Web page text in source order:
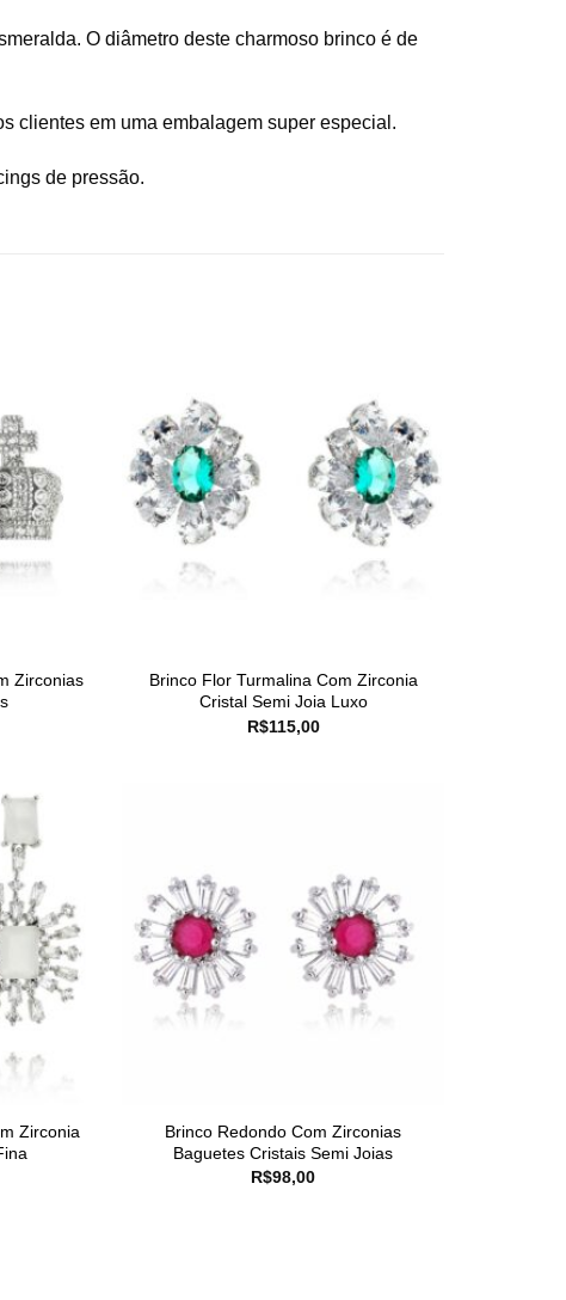
O diâmetro deste charmoso brinco é de
clientes em uma embalagem super especial.
de pressão.
Zirconias
Brinco Flor Turmalina Com Zirconia
Cristal Semi Joia Luxo
R$115,00
Zirconia
Brinco Redondo Com Zirconias
Baguetes Cristais Semi Joias
R$98,00